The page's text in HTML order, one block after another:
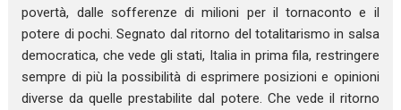
povertà, dalle sofferenze di milioni per il tornaconto e il
potere di pochi. Segnato dal ritorno del totalitarismo in salsa
democratica, che vede gli stati, Italia in prima fila, restringere
sempre di più la possibilità di esprimere posizioni e opinioni
diverse da quelle prestabilite dal potere. Che vede il ritorno